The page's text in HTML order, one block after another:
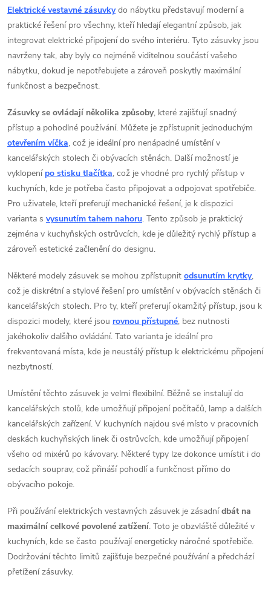
v
l
á
d
a
c
í
p
r
v
k
y
v
ý
p
i
s
u
Elektrické vestavné zásuvkydo nábytku představují moderní a
praktické řešení pro všechny, kteří hledají elegantní způsob, jak
integrovat elektrické připojení do svého interiéru. Tyto zásuvky jsou
navrženy tak, aby byly co nejméně viditelnou součástí vašeho
nábytku, dokud je nepotřebujete a zároveň poskytly maximální
funkčnost a bezpečnost.
Zásuvky se ovládají několika způsoby, které zajišťují snadný
přístup a pohodlné používání. Můžete je zpřístupnit jednoduchým
otevřením víčka, což je ideální pro nenápadné umístění v
kancelářských stolech či obývacích stěnách. Další možností je
vyklopení po stisku tlačítka, což je vhodné pro rychlý přístup v
kuchyních, kde je potřeba často připojovat a odpojovat spotřebiče.
Pro uživatele, kteří preferují mechanické řešení, je k dispozici
varianta s vysunutím tahem nahoru. Tento způsob je praktický
zejména v kuchyňských ostrůvcích, kde je důležitý rychlý přístup a
zároveň estetické začlenění do designu.
Některé modely zásuvek se mohou zpřístupnit odsunutím krytky,
což je diskrétní a stylové řešení pro umístění v obývacích stěnách či
kancelářských stolech. Pro ty, kteří preferují okamžitý přístup, jsou k
dispozici modely, které jsou rovnou přístupné, bez nutnosti
jakéhokoliv dalšího ovládání. Tato varianta je ideální pro
frekventovaná místa, kde je neustálý přístup k elektrickému připojení
nezbytností.
Umístění těchto zásuvek je velmi flexibilní. Běžně se instalují do
kancelářských stolů, kde umožňují připojení počítačů, lamp a dalších
kancelářských zařízení. V kuchyních najdou své místo v pracovních
deskách kuchyňských linek či ostrůvcích, kde umožňují připojení
všeho od mixérů po kávovary. Některé typy lze dokonce umístit i do
sedacích souprav, což přináší pohodlí a funkčnost přímo do
obývacího pokoje.
Při používání elektrických vestavných zásuvek je zásadnídbát na
maximální celkové povolené zatížení. Toto je obzvláště důležité v
kuchyních, kde se často používají energeticky náročné spotřebiče.
Dodržování těchto limitů zajišťuje bezpečné používání a předchází
přetížení zásuvky.